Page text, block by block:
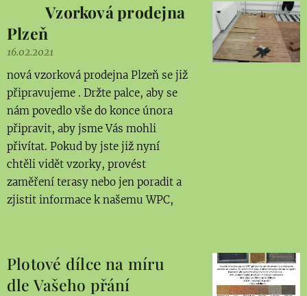
Vzorková prodejna
Plzeň
16.02.2021
nová vzorková prodejna Plzeň se již
připravujeme . Držte palce, aby se
nám povedlo vše do konce února
připravit, aby jsme Vás mohli
přivítat. Pokud by jste již nyní
chtěli vidět vzorky, provést
zaměření terasy nebo jen poradit a
zjistit informace k našemu WPC,
Plotové dílce na míru
dle Vašeho přání